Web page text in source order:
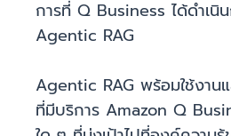
การที่ Q Business ได้ดำเนิ
Agentic RAG
Agentic RAG พร้อมใช้งาน
ที่มีบริการ Amazon Q